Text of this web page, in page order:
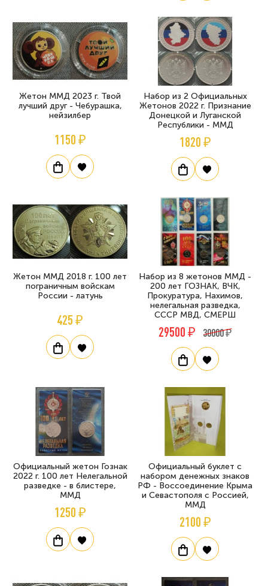
Жетон ММД 2023 г. Твой
лучший друг - Чебурашка,
нейзилбер
1150 ₽
Набор из 2 Официальных
Жетонов 2022 г. Признание
Донецкой и Луганской
Республики - ММД
1820 ₽
Жетон ММД 2018 г. 100 лет
пограничным войскам
России - латунь
425 ₽
Набор из 8 жетонов ММД -
200 лет ГОЗНАК, ВЧК,
Прокуратура, Нахимов,
нелегальная разведка,
СССР МВД, СМЕРШ
29500 ₽ 30000 ₽
Официальный жетон Гознак
2022 г. 100 лет Нелегальной
разведке - в блистере,
ММД
1250 ₽
Официальный буклет с
набором денежных знаков
РФ - Воссоединение Крыма
и Севастополя с Россией,
ММД
2100 ₽